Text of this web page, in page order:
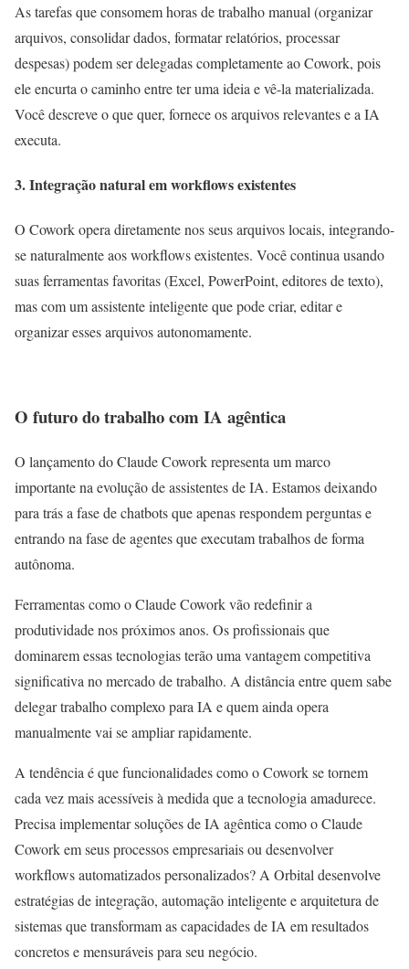
As tarefas que consomem horas de trabalho manual (organizar
arquivos, consolidar dados, formatar relatórios, processar
despesas) podem ser delegadas completamente ao Cowork, pois
ele encurta o caminho entre ter uma ideia e vê-la materializada.
Você descreve o que quer, fornece os arquivos relevantes e a IA
executa.
3. Integração natural em workflows existentes
O Cowork opera diretamente nos seus arquivos locais, integrando-
se naturalmente aos workflows existentes. Você continua usando
suas ferramentas favoritas (Excel, PowerPoint, editores de texto),
mas com um assistente inteligente que pode criar, editar e
organizar esses arquivos autonomamente.
O futuro do trabalho com IA agêntica
O lançamento do Claude Cowork representa um marco
importante na evolução de assistentes de IA. Estamos deixando
para trás a fase de chatbots que apenas respondem perguntas e
entrando na fase de agentes que executam trabalhos de forma
autônoma.
Ferramentas como o Claude Cowork vão redefinir a
produtividade nos próximos anos. Os profissionais que
dominarem essas tecnologias terão uma vantagem competitiva
significativa no mercado de trabalho. A distância entre quem sabe
delegar trabalho complexo para IA e quem ainda opera
manualmente vai se ampliar rapidamente.
A tendência é que funcionalidades como o Cowork se tornem
cada vez mais acessíveis à medida que a tecnologia amadurece.
Precisa implementar soluções de IA agêntica como o Claude
Cowork em seus processos empresariais ou desenvolver
workflows automatizados personalizados? A Orbital desenvolve
estratégias de integração, automação inteligente e arquitetura de
sistemas que transformam as capacidades de IA em resultados
concretos e mensuráveis para seu negócio.